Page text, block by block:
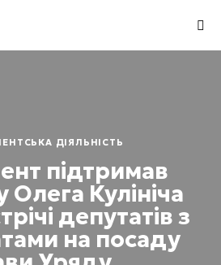
ДІЯЛЬНІСТЬ
підтримав
Олега Кулініча
депутатів з
на посаду